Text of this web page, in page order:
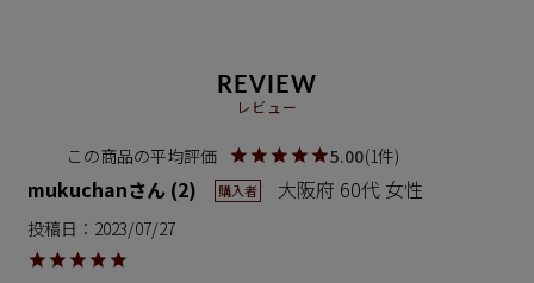
REVIEW
レビュー
5.00 1
mukuchan 2 購入者 大阪府 60代 女性
投稿日 2023/07/27